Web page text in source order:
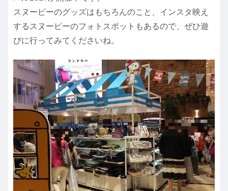
スヌーピーのグッズはもちろんのこと、インスタ映え
するスヌーピーのフォトスポットもあるので、ぜひ遊
びに行ってみてくださいね。